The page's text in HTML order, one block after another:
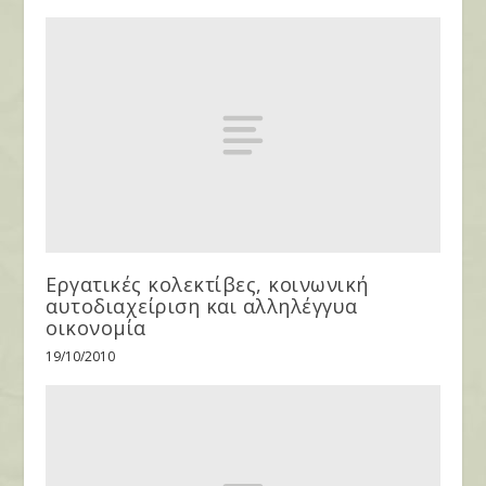
Εργατικές κολεκτίβες, κοινωνική
αυτοδιαχείριση και αλληλέγγυα
οικονομία
19/10/2010